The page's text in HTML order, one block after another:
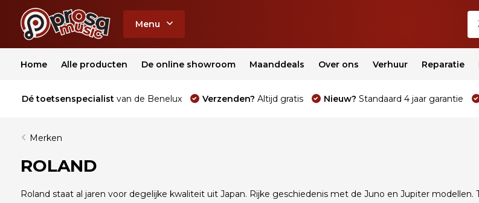
Menu
Home Alle producten De online showroom Maanddeals Over ons Verhuur Reparatie
Dé toetsenspecialist van de Benelux Verzenden? Altijd gratis Nieuw? Standaard 4 jaar garantie
Merken
ROLAND
Roland staat al jaren voor degelijke kwaliteit uit Japan. Rijke geschiedenis met de Juno en Jupiter